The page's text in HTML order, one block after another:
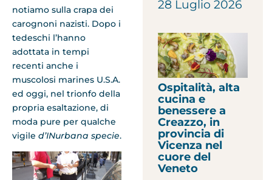
notiamo sulla crapa dei
carognoni nazisti. Dopo i
tedeschi l’hanno
adottata in tempi
recenti anche i
muscolosi marines U.S.A.
ed oggi, nel trionfo della
propria esaltazione, di
moda pure per qualche
vigile d’INurbana specie.
28 Luglio 2026
Ospitalità, alta
cucina e
benessere a
Creazzo, in
provincia di
Vicenza nel
cuore del
Veneto